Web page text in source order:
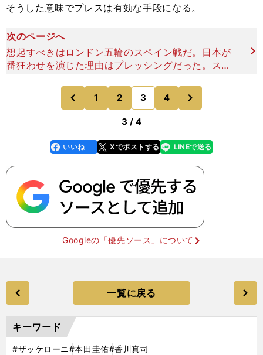
そうした意味でプレスは有効な手段になる。
次のページへ
想起すべきはロンドン五輪のスペイン戦だ。日本が
番狂わせを演じた理由はプレッシングだった。スペ
インが歯車を狂わせることになったのは、それこそ
が最大の原因だ。日本がもし後ろを固める守備的な
サッカーで臨んで
前
のページへ
1 2 3 4
のページへ
3 / 4
faceboo
k
いいね Xでポストする
line LINEで送る
Googleの「優先ソース」について
一覧に戻る
キーワード
#ザッケローニ#本田圭佑#香川真司